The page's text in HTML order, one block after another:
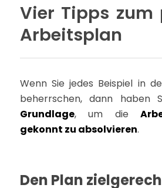
Vier Tipps zum
Arbeitsplan
Wenn Sie jedes Beispiel in
beherrschen, dann haben
Grundlage, um die
gekonnt zu absolvieren.
Den Plan